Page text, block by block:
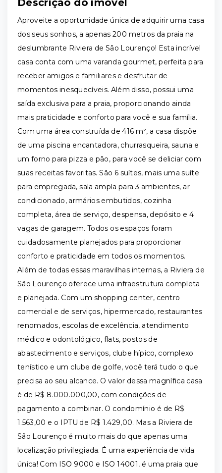
Descrição do imóvel
Aproveite a oportunidade única de adquirir uma casa
dos seus sonhos, a apenas 200 metros da praia na
deslumbrante Riviera de São Lourenço! Esta incrível
casa conta com uma varanda gourmet, perfeita para
receber amigos e familiares e desfrutar de
momentos inesquecíveis. Além disso, possui uma
saída exclusiva para a praia, proporcionando ainda
mais praticidade e conforto para você e sua família.
Com uma área construída de 416 m², a casa dispõe
de uma piscina encantadora, churrasqueira, sauna e
um forno para pizza e pão, para você se deliciar com
suas receitas favoritas. São 6 suítes, mais uma suíte
para empregada, sala ampla para 3 ambientes, ar
condicionado, armários embutidos, cozinha
completa, área de serviço, despensa, depósito e 4
vagas de garagem. Todos os espaços foram
cuidadosamente planejados para proporcionar
conforto e praticidade em todos os momentos.
Além de todas essas maravilhas internas, a Riviera de
São Lourenço oferece uma infraestrutura completa
e planejada. Com um shopping center, centro
comercial e de serviços, hipermercado, restaurantes
renomados, escolas de excelência, atendimento
médico e odontológico, flats, postos de
abastecimento e serviços, clube hípico, complexo
tenístico e um clube de golfe, você terá tudo o que
precisa ao seu alcance. O valor dessa magnífica casa
é de R$ 8.000.000,00, com condições de
pagamento a combinar. O condomínio é de R$
1.563,00 e o IPTU de R$ 1.429,00. Mas a Riviera de
São Lourenço é muito mais do que apenas uma
localização privilegiada. É uma experiência de vida
única! Com ISO 9000 e ISO 14001, é uma praia que